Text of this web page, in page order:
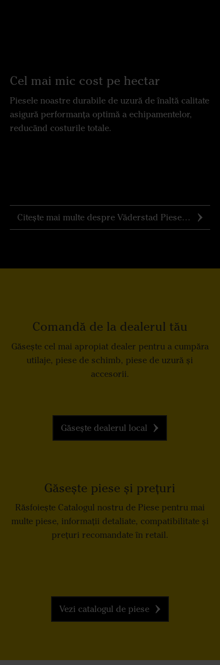
Cel mai mic cost pe hectar
Piesele noastre durabile de uzură de înaltă calitate
asigură performanța optimă a echipamentelor,
reducând costurile totale.
Citește mai multe despre Väderstad Piese de Origine
Comandă de la dealerul tău
Găsește cel mai apropiat dealer pentru a cumpăra
utilaje, piese de schimb, piese de uzură și
accesorii.
Găsește dealerul local
Găsește piese și prețuri
Răsfoiește Catalogul nostru de Piese pentru mai
multe piese, informații detaliate, compatibilitate și
prețuri recomandate în retail.
Vezi catalogul de piese